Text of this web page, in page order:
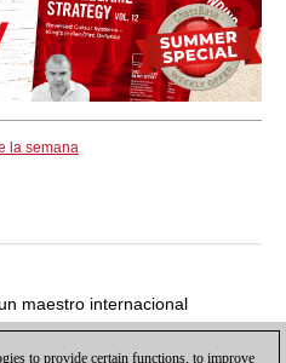
la semana
maestro internacional
to provide certain functions, to improve